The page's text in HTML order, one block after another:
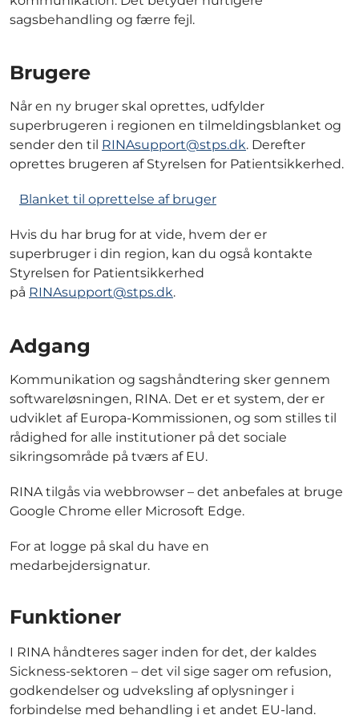
sagsbehandling og færre fejl.
Brugere
Når en ny bruger skal oprettes, udfylder
superbrugeren i regionen en tilmeldingsblanket og
sender den til RINAsupport@stps.dk. Derefter
oprettes brugeren af Styrelsen for Patientsikkerhed.
Blanket til oprettelse af bruger
Hvis du har brug for at vide, hvem der er
superbruger i din region, kan du også kontakte
Styrelsen for Patientsikkerhed
på RINAsupport@stps.dk.
Adgang
Kommunikation og sagshåndtering sker gennem
softwareløsningen, RINA. Det er et system, der er
udviklet af Europa-Kommissionen, og som stilles til
rådighed for alle institutioner på det sociale
sikringsområde på tværs af EU.
RINA tilgås via webbrowser – det anbefales at bruge
Google Chrome eller Microsoft Edge.
For at logge på skal du have en
medarbejdersignatur.
Funktioner
I RINA håndteres sager inden for det, der kaldes
Sickness-sektoren – det vil sige sager om refusion,
godkendelser og udveksling af oplysninger i
forbindelse med behandling i et andet EU-land.